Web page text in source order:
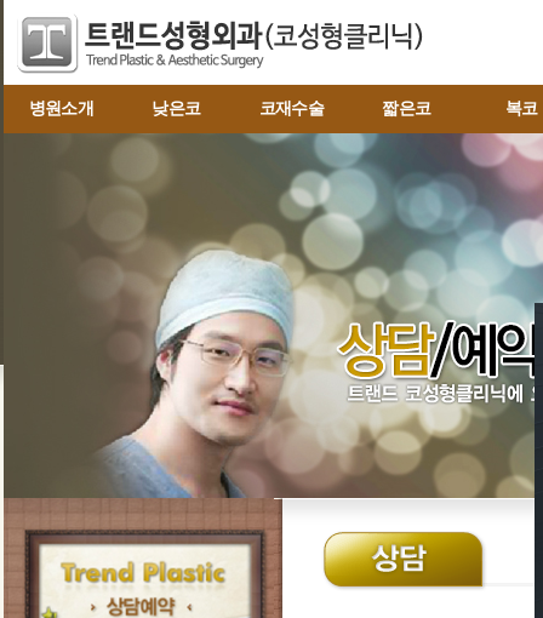
병원소개 낮은코 코재수술 짧은코 복코